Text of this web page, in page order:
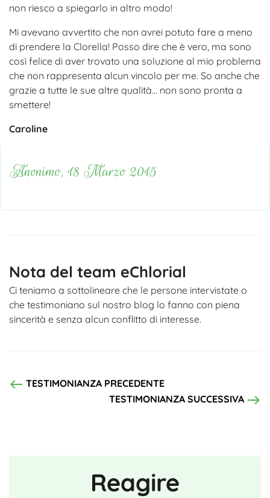
non riesco a spiegarlo in altro modo!
Mi avevano avvertito che non avrei potuto fare a meno
di prendere la Clorella! Posso dire che è vero, ma sono
così felice di aver trovato una soluzione al mio problema
che non rappresenta alcun vincolo per me. So anche che
grazie a tutte le sue altre qualità… non sono pronta a
smettere!
Caroline
Anonimo, 18 Marzo 2015
Nota del team eChlorial
Ci teniamo a sottolineare che le persone intervistate o
che testimoniano sul nostro blog lo fanno con piena
sincerità e senza alcun conflitto di interesse.
west TESTIMONIANZA PRECEDENTE
TESTIMONIANZA SUCCESSIVA east
Reagire